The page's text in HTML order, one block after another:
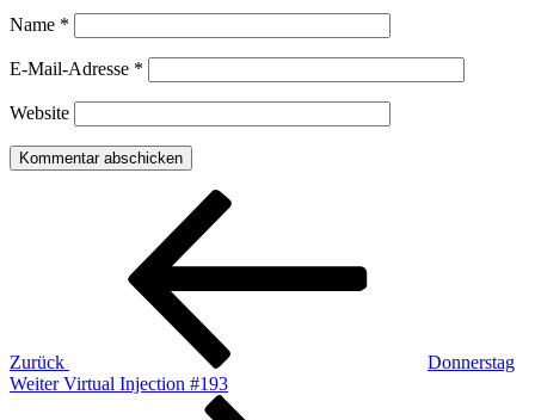
Name *
E-Mail-Adresse *
Website
Beitragsnavigation
Zurück
Donnerstag
Nächster
Weiter Virtual Injection #193